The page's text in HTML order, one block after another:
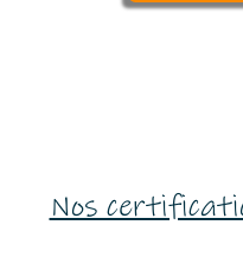
Nos